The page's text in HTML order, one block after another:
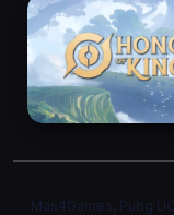
Mas4Games, Pubg